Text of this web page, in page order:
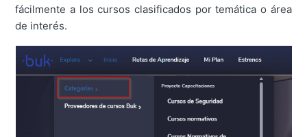
fácilmente a los cursos clasificados por temática o área
de interés.